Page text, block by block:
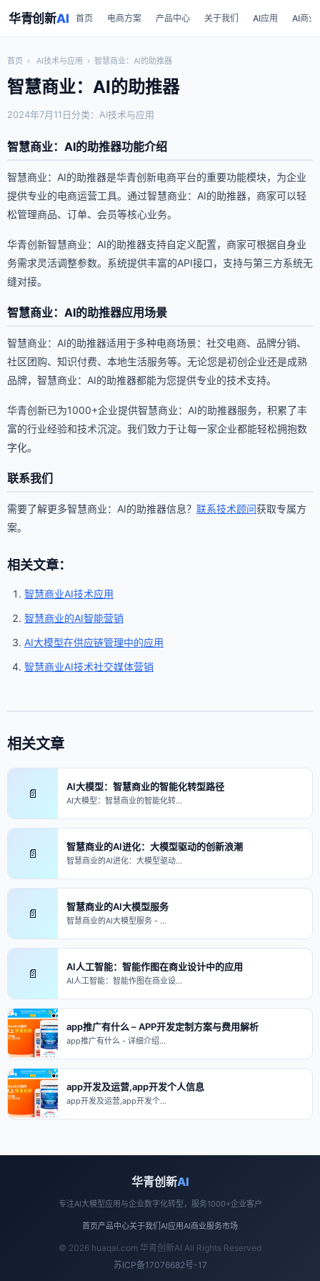
华青创新AI 首页 电商方案 产品中心 关于我们 AI应用 AI商业
首页 › AI技术与应用 › 智慧商业：AI的助推器
智慧商业：AI的助推器
2024年7月11日分类：AI技术与应用
智慧商业：AI的助推器功能介绍
智慧商业：AI的助推器是华青创新电商平台的重要功能模块，为企业
提供专业的电商运营工具。通过智慧商业：AI的助推器，商家可以轻
松管理商品、订单、会员等核心业务。
华青创新智慧商业：AI的助推器支持自定义配置，商家可根据自身业
务需求灵活调整参数。系统提供丰富的API接口，支持与第三方系统无
缝对接。
智慧商业：AI的助推器应用场景
智慧商业：AI的助推器适用于多种电商场景：社交电商、品牌分销、
社区团购、知识付费、本地生活服务等。无论您是初创企业还是成熟
品牌，智慧商业：AI的助推器都能为您提供专业的技术支持。
华青创新已为1000+企业提供智慧商业：AI的助推器服务，积累了丰
富的行业经验和技术沉淀。我们致力于让每一家企业都能轻松拥抱数
字化。
联系我们
需要了解更多智慧商业：AI的助推器信息？ 联系技术顾问获取专属方
案。
相关文章：
智慧商业AI技术应用
智慧商业的AI智能营销
AI大模型在供应链管理中的应用
智慧商业AI技术社交媒体营销
相关文章
📄 AI大模型：智慧商业的智能化转型路径
AI大模型：智慧商业的智能化转…
📄 智慧商业的AI进化：大模型驱动的创新浪潮
智慧商业的AI进化：大模型驱动…
📄 智慧商业的AI大模型服务
智慧商业的AI大模型服务 - …
📄 AI人工智能：智能作图在商业设计中的应用
AI人工智能：智能作图在商业设…
app推广有什么 – APP开发定制方案与费用解析
app推广有什么 - 详细介绍…
app开发及运营,app开发个人信息
app开发及运营,app开发个…
华青创新AI
专注AI大模型应用与企业数字化转型，服务1000+企业客户
首页产品中心关于我们 AI应用AI商业服务市场
© 2026 huaqai.com 华青创新AI All Rights Reserved
苏ICP备17076682号-17